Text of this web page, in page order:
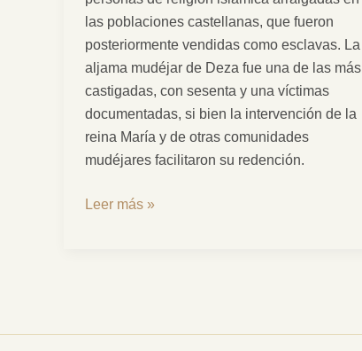
las poblaciones castellanas, que fueron
posteriormente vendidas como esclavas. La
aljama mudéjar de Deza fue una de las más
castigadas, con sesenta y una víctimas
documentadas, si bien la intervención de la
reina María y de otras comunidades
mudéjares facilitaron su redención.
Leer más »